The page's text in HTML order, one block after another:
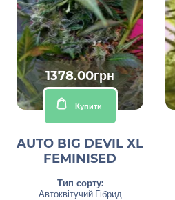
1378.00грн
Купити
AUTO BIG DEVIL XL
FEMINISED
Тип сорту:
Автоквітучий Гібрид